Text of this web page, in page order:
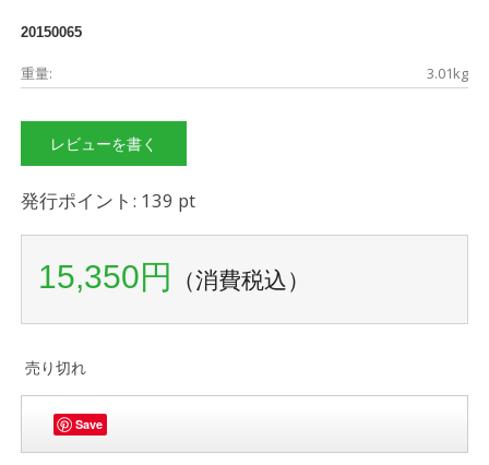
20150065
重量: 3.01kg
レビューを書く
発行ポイント: 139 pt
15,350円 （消費税込）
売り切れ
Save